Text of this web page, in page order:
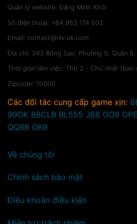
Quản lý website: Đặng Minh Khôi
Số điện thoại: +84 963 174 502
Email: contact@nlv.uk.com
Địa chỉ: 343 Bông Sao, Phường 5, Quận
Thời gian làm việc: Thứ 2 - Chủ nhật (bao
Zipcode: 70000
Các đối tác cung cấp game xịn:
99OK 88CLB BL555 J88 GO8
QQ88 OK9
Về chúng tôi
Chính sách bảo mật
Điều khoản điều kiện